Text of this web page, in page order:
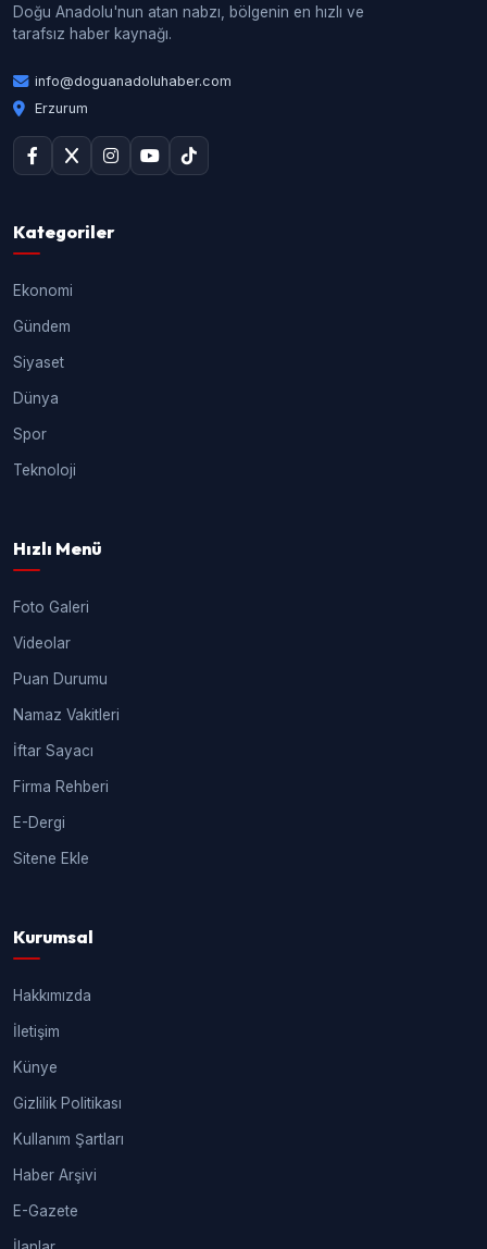
Doğu Anadolu'nun atan nabzı, bölgenin en hızlı ve
tarafsız haber kaynağı.
info@doguanadoluhaber.com
Erzurum
Kategoriler
Ekonomi
Gündem
Siyaset
Dünya
Spor
Teknoloji
Hızlı Menü
Foto Galeri
Videolar
Puan Durumu
Namaz Vakitleri
İftar Sayacı
Firma Rehberi
E-Dergi
Sitene Ekle
Kurumsal
Hakkımızda
İletişim
Künye
Gizlilik Politikası
Kullanım Şartları
Haber Arşivi
E-Gazete